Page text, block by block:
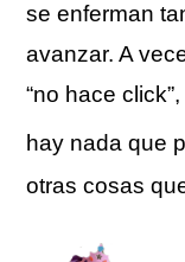
se enferman
avanzar. A
“no hace
hay nada que
otras cosas